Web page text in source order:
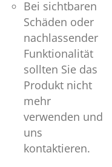
Bei sichtbaren
Schäden oder
nachlassender
Funktionalität
sollten Sie das
Produkt nicht
mehr
verwenden und
uns
kontaktieren.